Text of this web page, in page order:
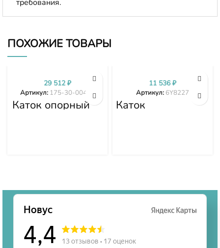
требования.
ПОХОЖИЕ ТОВАРЫ
Каток опорный
двубортный 175-
Артикул: 175-30-00496
29 512 ₽
Каток
поддерживающий
Артикул: 6Y8227
11 536₽